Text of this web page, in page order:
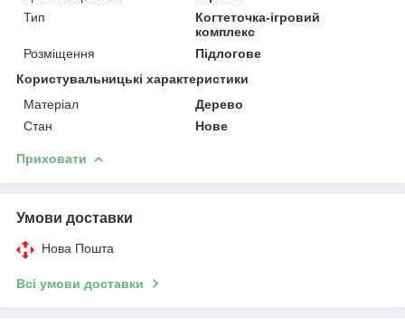
Тип
Когтеточка-ігровий
комплекс
Розміщення
Підлогове
Користувальницькі характеристики
Матеріал
Дерево
Стан
Нове
Приховати
Умови доставки
Нова Пошта
Всі умови доставки